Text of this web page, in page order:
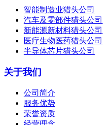
智能制造业猎头公司
汽车及零部件猎头公司
新能源新材料猎头公司
医疗生物医药猎头公司
半导体芯片猎头公司
关于我们
公司简介
服务优势
荣誉资质